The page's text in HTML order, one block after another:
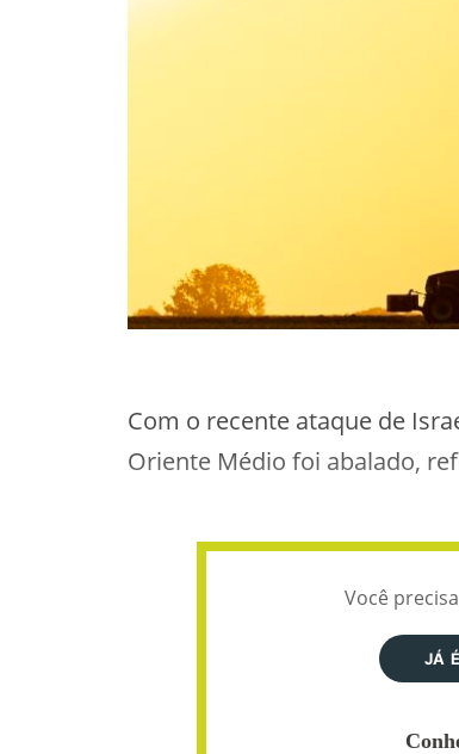
Com o recente ataque de
Oriente Médio foi abalado,
Você
JÁ